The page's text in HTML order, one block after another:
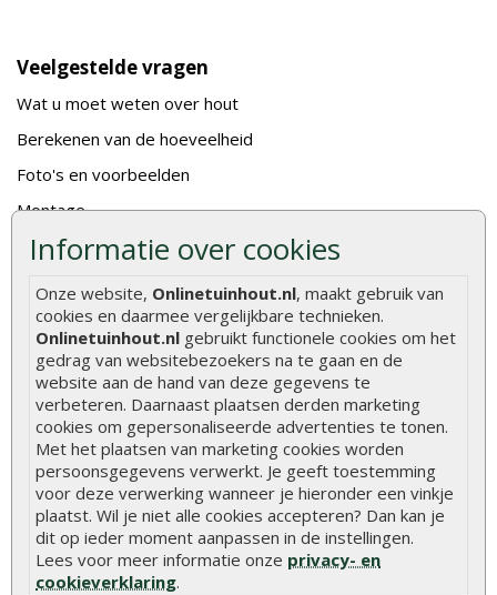
Informatie over cookies
Onze website, Onlinetuinhout.nl, maakt gebruik van
cookies en daarmee vergelijkbare technieken.
Onlinetuinhout.nl gebruikt functionele cookies om het
gedrag van websitebezoekers na te gaan en de
website aan de hand van deze gegevens te
verbeteren. Daarnaast plaatsen derden marketing
cookies om gepersonaliseerde advertenties te tonen.
Met het plaatsen van marketing cookies worden
persoonsgegevens verwerkt. Je geeft toestemming
voor deze verwerking wanneer je hieronder een vinkje
plaatst. Wil je niet alle cookies accepteren? Dan kan je
dit op ieder moment aanpassen in de instellingen.
Lees voor meer informatie onze privacy- en
cookieverklaring.
Veelgestelde vragen
Wat u moet weten over hout
Berekenen van de hoeveelheid
Foto's en voorbeelden
Montage
Gekeurd hout
Hoe zelf een houten overkapping maken
Hoe zelf een vlonder leggen
Hoe betonpaal plaatsen
Hoe schutting plaatsen
De 9 beste tuinschermen van Onlinetuinhout.nl
Stijlvolle houtsoorten voor in de tuin
Duurzame tuin
Welke palen voor een schapenhek